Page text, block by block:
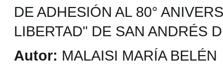
DE ADHESIÓN AL 80°
LIBERTAD" DE SAN ANDRÉS
Autor: MALAISI MARÍA